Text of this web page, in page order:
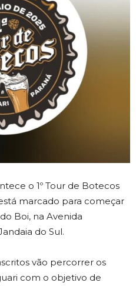
o 1º Tour de Botecos
marcado para começar
Boi, na Avenida
do Sul.
vão percorrer os
com o objetivo de